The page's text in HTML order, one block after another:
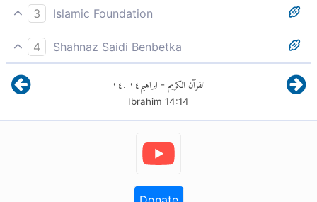
14 et vous établir après leur disparition dans leur
pays. Telle est la récompense réservée à ceux qui
redoutent de comparaître devant Moi et craignent
Mes menaces. »
3
Islamic Foundation
et Nous vous donnerons le pays pour y habiter à leur
suite. Voilà pour ceux qui redoutent Ma rencontre et
craignent Mes menaces. »
4
Shahnaz Saidi Benbetka
et en vérité, Nous vous établirons dans le pays à leur
disparition. Il en sera ainsi pour quiconque redoute de
comparaître devant Moi et redoute Ma menace »
القرآن الكريم - ابراهيم١٤ :١٤
Ibrahim 14:14